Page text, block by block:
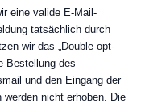
eine valide E-Mail-
tatsächlich durch
wir das „Double-opt-
Bestellung des
und den Eingang der
werden nicht erhoben. Die